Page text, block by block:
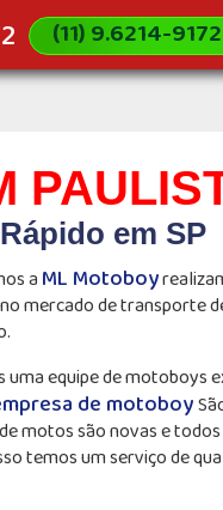
(11) 9.6214-9172
em SP
a ML Motoboy
mercado de transporte
equipe de motoboys
de motoboy
motos são novas e
temos um serviço de